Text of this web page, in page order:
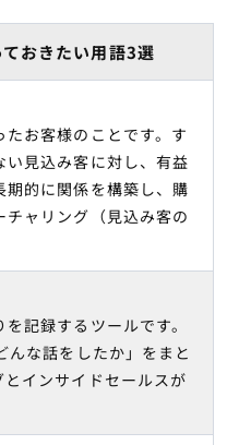
おきたい用語3選
お客様のことです。す
見込み客に対し、有益
的に関係を構築し、購
ャリング（見込み客の
記録するツールです。
んな話をしたか」をまと
インサイドセールスが